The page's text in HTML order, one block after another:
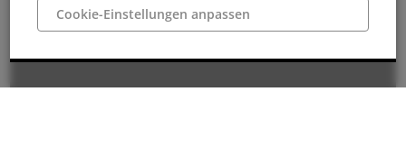
Cookie-Einstellungen anpassen